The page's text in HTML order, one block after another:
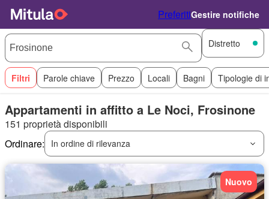
PreferitiGestire notifiche
Distretto
Filtri Parole chiave Prezzo Locali Bagni Tipologie di
Appartamenti in affitto a Le Noci, Frosinone
151 proprietà disponibili
Ordinare:
In ordine di rilevanza
Nuovo